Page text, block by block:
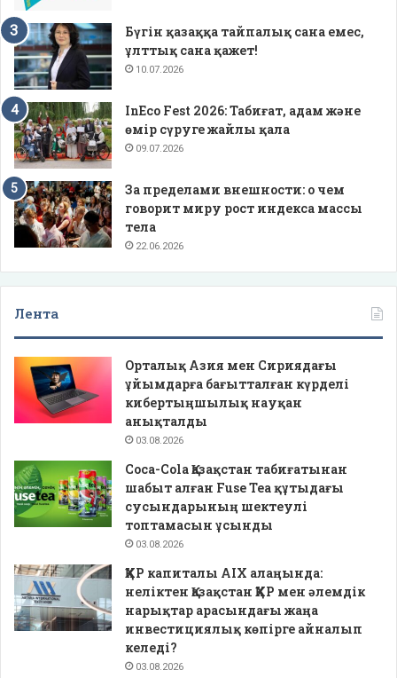
Бүгін қазаққа тайпалық сана емес,
ұлттық сана қажет!
10.07.2026
InEco Fest 2026: Табиғат, адам және
өмір сүруге жайлы қала
09.07.2026
За пределами внешности: о чем
говорит миру рост индекса массы
тела
22.06.2026
Лента
Орталық Азия мен Сириядағы
ұйымдарға бағытталған күрделі
кибертыңшылық науқан
анықталды
03.08.2026
Coca-Cola Қазақстан табиғатынан
шабыт алған Fuse Tea құтыдағы
сусындарының шектеулі
топтамасын ұсынды
03.08.2026
ҚХР капиталы AIX алаңында:
неліктен Қазақстан ҚХР мен әлемдік
нарықтар арасындағы жаңа
инвестициялық көпірге айналып
келеді?
03.08.2026